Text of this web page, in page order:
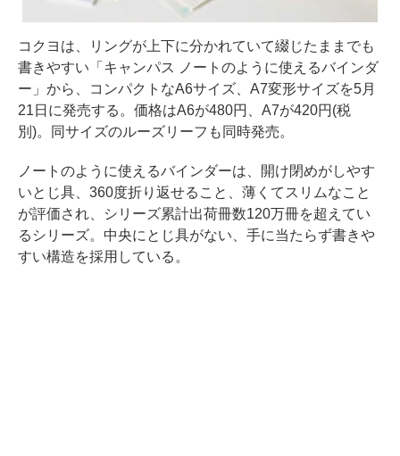
コクヨは、リングが上下に分かれていて綴じたままでも
書きやすい「キャンパス ノートのように使えるバインダ
ー」から、コンパクトなA6サイズ、A7変形サイズを5月
21日に発売する。価格はA6が480円、A7が420円(税
別)。同サイズのルーズリーフも同時発売。
ノートのように使えるバインダーは、開け閉めがしやす
いとじ具、360度折り返せること、薄くてスリムなこと
が評価され、シリーズ累計出荷冊数120万冊を超えてい
るシリーズ。中央にとじ具がない、手に当たらず書きや
すい構造を採用している。